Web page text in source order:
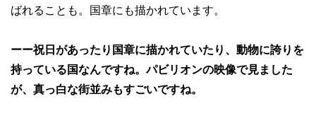
ばれることも。国章にも描かれています。
ーー祝日があったり国章に描かれていたり、動物に誇りを
持っている国なんですね。パビリオンの映像で見ました
が、真っ白な街並みもすごいですね。